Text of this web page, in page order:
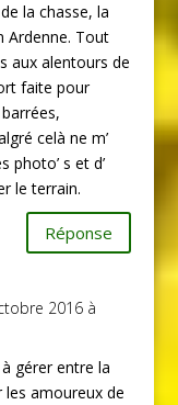
la chasse, la
Ardenne. Tout
aux alentours de
faite pour
celà ne m’
photo’ s et d’
le terrain.
Réponse
2016 à
gérer entre la
amoureux de